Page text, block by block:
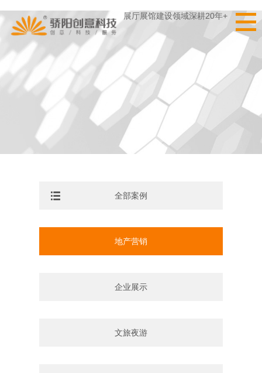
展厅展馆建设领域深耕20年+
全部案例
地产营销
企业展示
文旅夜游